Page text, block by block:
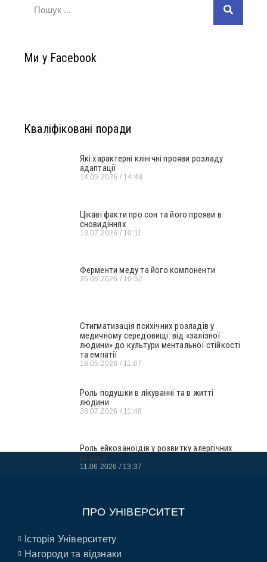
Ми у Facebook
Кваліфіковані поради
Які характерні клінічні прояви розладу
адаптації
14.05.2026 14:48
Цікаві факти про сон та його прояви в
сновидіннях
13.07.2026 10:11
Ферменти меду та його компоненти
26.06.2026 10:52
Стигматизація психічних розладів у
медичному середовищі: від «залізної
людини» до культури ментальної стійкості
та емпатії
18.05.2026 11:07
Роль подушки в лікуванні та в житті
людини
28.07.2026 11:48
Роль ейкозаноїдів у розвитку алергічних
реакцій
11.06.2026 13:37
ПРО УНІВЕРСИТЕТ
Історія Університету
Нагороди та відзнаки